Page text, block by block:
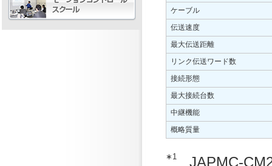
ケーブル
伝送速度
最大伝送距離
リンク伝送ワード数
接続形態
最大接続台数
中継機能
概略質量
∗1
JAPMC-